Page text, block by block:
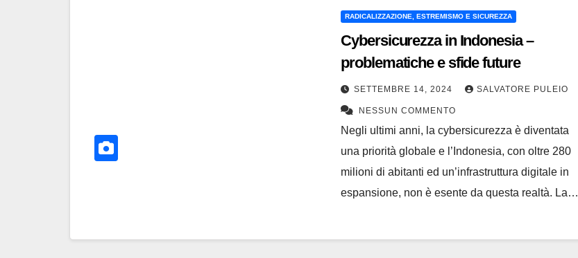
RADICALIZZAZIONE, ESTREMISMO E SICUREZZA
Cybersicurezza in Indonesia –
problematiche e sfide future
SETTEMBRE 14, 2024 SALVATORE PULEIO
NESSUN COMMENTO
Negli ultimi anni, la cybersicurezza è diventata
una priorità globale e l’Indonesia, con oltre 280
milioni di abitanti ed un’infrastruttura digitale in
espansione, non è esente da questa realtà. La…